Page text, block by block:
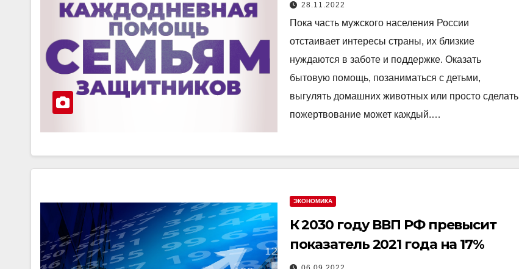
28.11.2022
Пока часть мужского населения России
отстаивает интересы страны, их близкие
нуждаются в заботе и поддержке. Оказать
бытовую помощь, позаниматься с детьми,
выгулять домашних животных или просто сделать
пожертвование может каждый.…
ЭКОНОМИКА
К 2030 году ВВП РФ превысит
показатель 2021 года на 17%